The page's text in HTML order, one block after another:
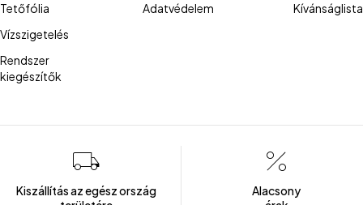
Tetőfólia
Vízszigetelés
Rendszer
kiegészítők
Adatvédelem
Kívánságlista
Kiszállítás az egész ország
Alacsony